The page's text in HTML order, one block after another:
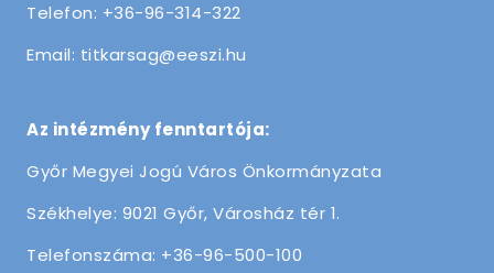
Telefon: +36-96-314-322
Email: titkarsag@eeszi.hu
Az intézmény fenntartója:
Győr Megyei Jogú Város Önkormányzata
Székhelye: 9021 Győr, Városház tér 1.
Telefonszáma: +36-96-500-100